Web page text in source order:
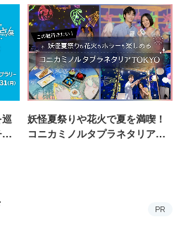
妖怪夏祭りや花火で夏を満喫！
コニカミノルタプラネタリア
PR